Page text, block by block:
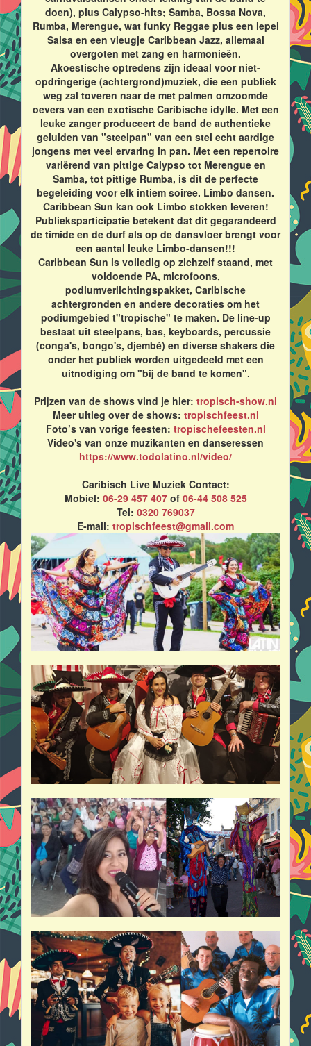
doen), plus Calypso-hits; Samba, Bossa Nova,
Rumba, Merengue, wat funky Reggae plus een lepel
Salsa en een vleugje Caribbean Jazz, allemaal
overgoten met zang en harmonieën.
Akoestische optredens zijn ideaal voor niet-
opdringerige (achtergrond)muziek, die een publiek
weg zal toveren naar de met palmen omzoomde
oevers van een exotische Caribische idylle. Met een
leuke zanger produceert de band de authentieke
geluiden van "steelpan" van een stel echt aardige
jongens met veel ervaring in pan. Met een repertoire
variërend van pittige Calypso tot Merengue en
Samba, tot pittige Rumba, is dit de perfecte
begeleiding voor elk intiem soiree. Limbo dansen.
Caribbean Sun kan ook Limbo stokken leveren!
Publieksparticipatie betekent dat dit gegarandeerd
de timide en de durf als op de dansvloer brengt voor
een aantal leuke Limbo-dansen!!!
Caribbean Sun is volledig op zichzelf staand, met
voldoende PA, microfoons,
podiumverlichtingspakket, Caribische
achtergronden en andere decoraties om het
podiumgebied t"tropische" te maken. De line-up
bestaat uit steelpans, bas, keyboards, percussie
(conga's, bongo's, djembé) en diverse shakers die
onder het publiek worden uitgedeeld met een
uitnodiging om "bij de band te komen".
Prijzen van de shows vind je hier: tropisch-show.nl
Meer uitleg over de shows: tropischfeest.nl
Foto’s van vorige feesten: tropischefeesten.nl
Video's van onze muzikanten en danseressen
https://www.todolatino.nl/video/
Caribisch Live Muziek Contact:
Mobiel: 06-29 457 407of 06-44 508 525
Tel: 0320 769037
E-mail: tropischfeest@gmail.com